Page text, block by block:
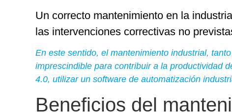
Un correcto mantenimiento en la
las intervenciones correctivas no
En este sentido, el mantenimiento industrial,
imprescindible para contribuir a la productividad
4.0, utilizar un software de automatización
Beneficios del